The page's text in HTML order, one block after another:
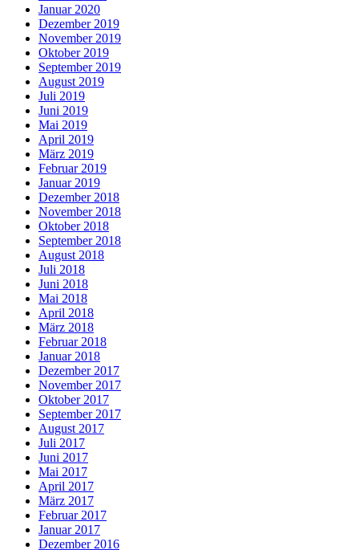
Januar 2020
Dezember 2019
November 2019
Oktober 2019
September 2019
August 2019
Juli 2019
Juni 2019
Mai 2019
April 2019
März 2019
Februar 2019
Januar 2019
Dezember 2018
November 2018
Oktober 2018
September 2018
August 2018
Juli 2018
Juni 2018
Mai 2018
April 2018
März 2018
Februar 2018
Januar 2018
Dezember 2017
November 2017
Oktober 2017
September 2017
August 2017
Juli 2017
Juni 2017
Mai 2017
April 2017
März 2017
Februar 2017
Januar 2017
Dezember 2016